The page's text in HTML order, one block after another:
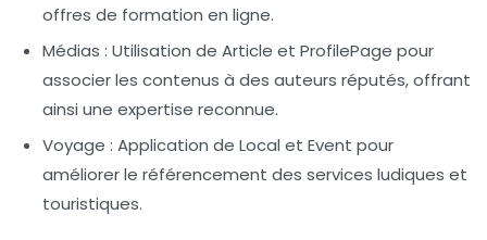
offres de formation en ligne.
Médias : Utilisation de Article et ProfilePage pour
associer les contenus à des auteurs réputés, offrant
ainsi une expertise reconnue.
Voyage : Application de Local et Event pour
améliorer le référencement des services ludiques et
touristiques.